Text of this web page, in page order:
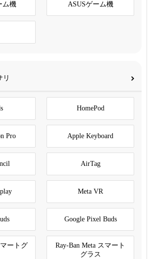
ム機 ASUSゲーム機
リ
HomePod
Pro Apple Keyboard
AirTag
Meta VR
Google Pixel Buds
ートグ
Ray-Ban Meta スマート
グラス